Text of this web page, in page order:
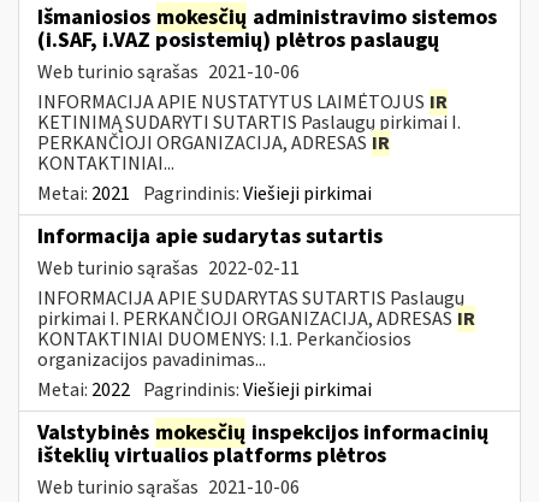
Išmaniosios mokesčių administravimo sistemos
(i.SAF, i.VAZ posistemių) plėtros paslaugų
Web turinio sąrašas 2021-10-06
INFORMACIJA APIE NUSTATYTUS LAIMĖTOJUS IR
KETINIMĄ SUDARYTI SUTARTIS Paslaugų pirkimai I.
PERKANČIOJI ORGANIZACIJA, ADRESAS IR
KONTAKTINIAI...
Metai: 2021 Pagrindinis:Viešieji pirkimai
Informacija apie sudarytas sutartis
Web turinio sąrašas 2022-02-11
INFORMACIJA APIE SUDARYTAS SUTARTIS Paslaugų
pirkimai I. PERKANČIOJI ORGANIZACIJA, ADRESAS IR
KONTAKTINIAI DUOMENYS: I.1. Perkančiosios
organizacijos pavadinimas...
Metai: 2022 Pagrindinis:Viešieji pirkimai
Valstybinės mokesčių inspekcijos informacinių
išteklių virtualios platforms plėtros
Web turinio sąrašas 2021-10-06